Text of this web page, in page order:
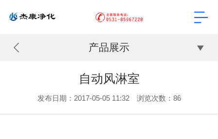
产品展示
自动风淋室
发布日期：2017-05-05 11:32 浏览次数： 86